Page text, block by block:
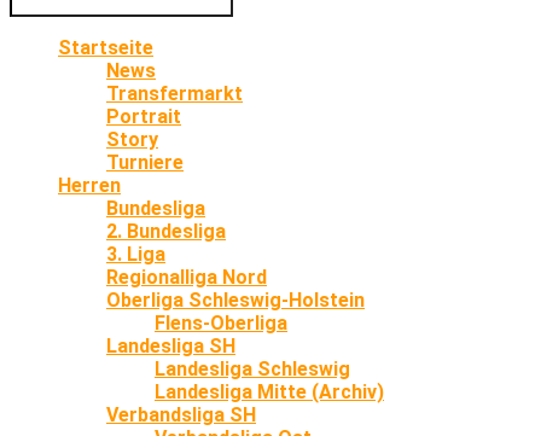
Startseite
News
Transfermarkt
Portrait
Story
Turniere
Herren
Bundesliga
2. Bundesliga
3. Liga
Regionalliga Nord
Oberliga Schleswig-Holstein
Flens-Oberliga
Landesliga SH
Landesliga Schleswig
Landesliga Mitte (Archiv)
Verbandsliga SH